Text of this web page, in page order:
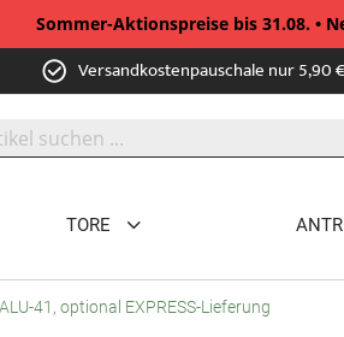
Sommer-Aktionspreise bis 31.08. •
Versandkostenpauschale nur 5,90 €
TORE
41, optional EXPRESS-Lieferung